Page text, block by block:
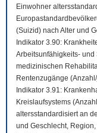
Einwohner
(Suizid) nach Alter und
Indikator 3.90:
Arbeitsunfähigkeits-
medizinischen
Rentenzugänge
Indikator 3.91:
Kreislaufsystems
altersstandardisiert an
und Geschlecht,